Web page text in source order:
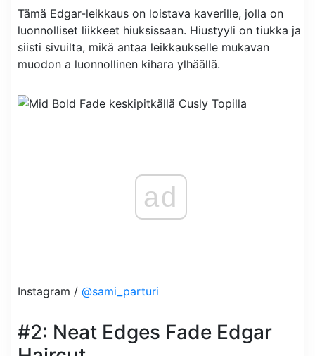
Tämä Edgar-leikkaus on loistava kaverille, jolla on
luonnolliset liikkeet hiuksissaan. Hiustyyli on tiukka ja
siisti sivuilta, mikä antaa leikkaukselle mukavan
muodon a luonnollinen kihara ylhäällä.
ad
Instagram / @sami_parturi
#2: Neat Edges Fade Edgar